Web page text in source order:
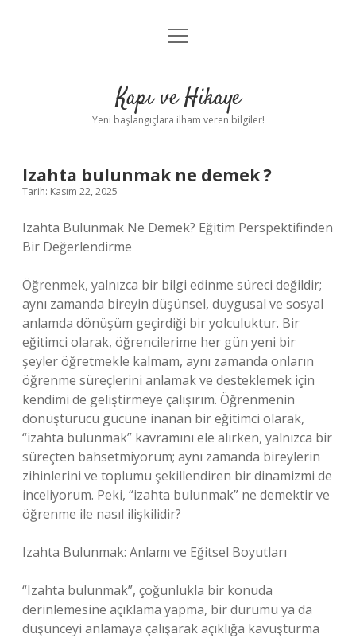
Anasayfa
Yasal Uyarı
menüyü
Kapı ve Hikaye
Yeni başlangıçlara ilham veren bilgiler!
Izahta bulunmak ne demek ?
Tarih: Kasım 22, 2025
Izahta Bulunmak Ne Demek? Eğitim Perspektifinden
Bir Değerlendirme
Öğrenmek, yalnızca bir bilgi edinme süreci değildir;
aynı zamanda bireyin düşünsel, duygusal ve sosyal
anlamda dönüşüm geçirdiği bir yolculuktur. Bir
eğitimci olarak, öğrencilerime her gün yeni bir
şeyler öğretmekle kalmam, aynı zamanda onların
öğrenme süreçlerini anlamak ve desteklemek için
kendimi de geliştirmeye çalışırım. Öğrenmenin
dönüştürücü gücüne inanan bir eğitimci olarak,
“izahta bulunmak” kavramını ele alırken, yalnızca bir
süreçten bahsetmiyorum; aynı zamanda bireylerin
zihinlerini ve toplumu şekillendiren bir dinamizmi de
inceliyorum. Peki, “izahta bulunmak” ne demektir ve
öğrenme ile nasıl ilişkilidir?
Izahta Bulunmak: Anlamı ve Eğitsel Boyutları
“Izahta bulunmak”, çoğunlukla bir konuda
derinlemesine açıklama yapma, bir durumu ya da
düşünceyi anlamaya çalışarak açıklığa kavuşturma